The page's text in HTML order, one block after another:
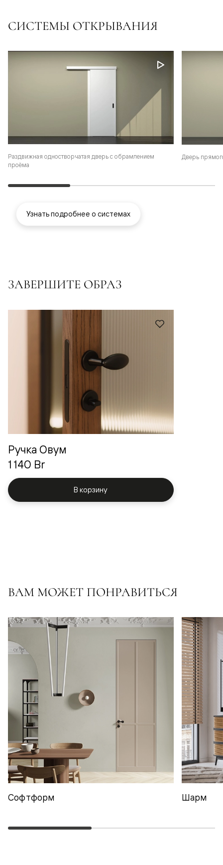
СИСТЕМЫ ОТКРЫВАНИЯ
Раздвижная одностворчатая дверь с обрамлением
проёма
Дверь
Узнать подробнее о системах
ЗАВЕРШИТЕ ОБРАЗ
Ручка Овум
1 140 Br
В корзину
ВАМ МОЖЕТ ПОНРАВИТЬСЯ
Софтформ Шарм